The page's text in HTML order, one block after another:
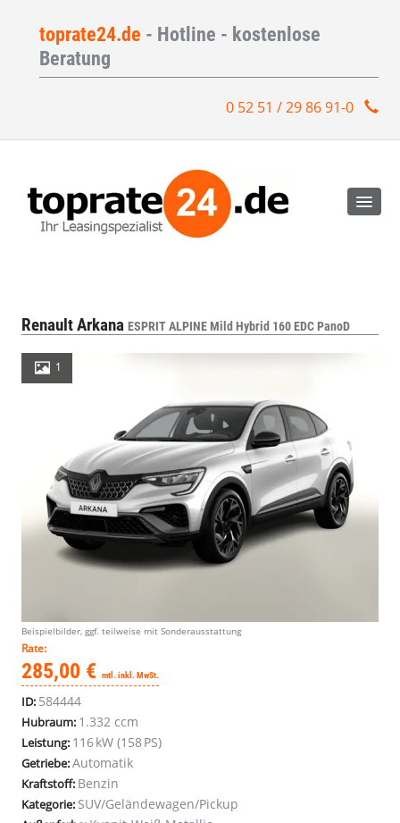
toprate24.de - Hotline - kostenlose
Beratung
0 52 51 / 29 86 91-0
Renault Arkana ESPRIT ALPINE Mild Hybrid 160 EDC PanoD
1
Beispielbilder, ggf. teilweise mit Sonderausstattung
Rate:
285,00 € mtl. inkl. MwSt.
ID: 584444
Hubraum: 1.332 ccm
Leistung: 116 kW (158 PS)
Getriebe:Automatik
Kraftstoff: Benzin
Kategorie: SUV/Geländewagen/Pickup